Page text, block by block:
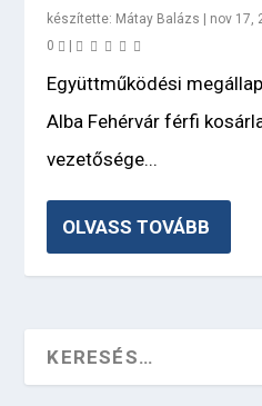
készítette: Mátay Balázs | nov 17,
0
|
Együttműködési
Alba Fehérvár férfi
vezetősége...
OLVASS TOVÁBB